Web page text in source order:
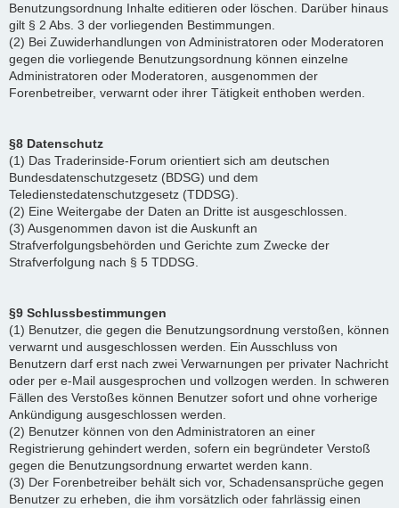
Benutzungsordnung Inhalte editieren oder löschen. Darüber hinaus
gilt § 2 Abs. 3 der vorliegenden Bestimmungen.
(2) Bei Zuwiderhandlungen von Administratoren oder Moderatoren
gegen die vorliegende Benutzungsordnung können einzelne
Administratoren oder Moderatoren, ausgenommen der
Forenbetreiber, verwarnt oder ihrer Tätigkeit enthoben werden.
§8 Datenschutz
(1) Das Traderinside-Forum orientiert sich am deutschen
Bundesdatenschutzgesetz (BDSG) und dem
Teledienstedatenschutzgesetz (TDDSG).
(2) Eine Weitergabe der Daten an Dritte ist ausgeschlossen.
(3) Ausgenommen davon ist die Auskunft an
Strafverfolgungsbehörden und Gerichte zum Zwecke der
Strafverfolgung nach § 5 TDDSG.
§9 Schlussbestimmungen
(1) Benutzer, die gegen die Benutzungsordnung verstoßen, können
verwarnt und ausgeschlossen werden. Ein Ausschluss von
Benutzern darf erst nach zwei Verwarnungen per privater Nachricht
oder per e-Mail ausgesprochen und vollzogen werden. In schweren
Fällen des Verstoßes können Benutzer sofort und ohne vorherige
Ankündigung ausgeschlossen werden.
(2) Benutzer können von den Administratoren an einer
Registrierung gehindert werden, sofern ein begründeter Verstoß
gegen die Benutzungsordnung erwartet werden kann.
(3) Der Forenbetreiber behält sich vor, Schadensansprüche gegen
Benutzer zu erheben, die ihm vorsätzlich oder fahrlässig einen